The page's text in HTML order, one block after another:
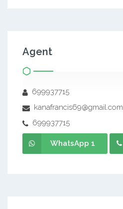
Agent
699937715
kanafrancis69@gmail.com
699937715
WhatsApp 1